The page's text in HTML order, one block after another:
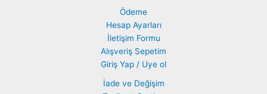
Ödeme
Hesap Ayarları
İletişim Formu
Alışveriş Sepetim
Giriş Yap / Uye ol
İade ve Değişim